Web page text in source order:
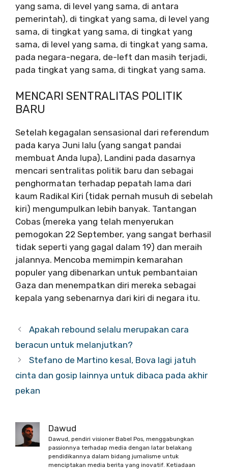
yang sama, di level yang sama, di antara
pemerintah), di tingkat yang sama, di level yang
sama, di tingkat yang sama, di tingkat yang
sama, di level yang sama, di tingkat yang sama,
pada negara-negara, de-left dan masih terjadi,
pada tingkat yang sama, di tingkat yang sama.
MENCARI SENTRALITAS POLITIK
BARU
Setelah kegagalan sensasional dari referendum
pada karya Juni lalu (yang sangat pandai
membuat Anda lupa), Landini pada dasarnya
mencari sentralitas politik baru dan sebagai
penghormatan terhadap pepatah lama dari
kaum Radikal Kiri (tidak pernah musuh di sebelah
kiri) mengumpulkan lebih banyak. Tantangan
Cobas (mereka yang telah menyerukan
pemogokan 22 September, yang sangat berhasil
tidak seperti yang gagal dalam 19) dan meraih
jalannya. Mencoba memimpin kemarahan
populer yang dibenarkan untuk pembantaian
Gaza dan menempatkan diri mereka sebagai
kepala yang sebenarnya dari kiri di negara itu.
Apakah rebound selalu merupakan cara
beracun untuk melanjutkan?
Stefano de Martino kesal, Bova lagi jatuh
cinta dan gosip lainnya untuk dibaca pada akhir
pekan
Dawud
Dawud, pendiri visioner Babel Pos, menggabungkan
passionnya terhadap media dengan latar belakang
pendidikannya dalam bidang jurnalisme untuk
menciptakan media berita yang inovatif. Ketiadaan